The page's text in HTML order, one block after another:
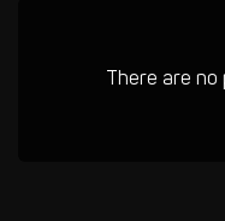
There are